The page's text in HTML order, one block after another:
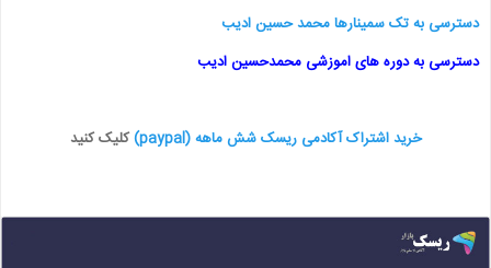
دسترسی به تک سمینارها محمد حسین ادیب
دسترسی به دوره های اموزشی محمدحسین ادیب
خرید اشتراک آکادمی ریسک شش ماهه (paypal) کلیک کنید